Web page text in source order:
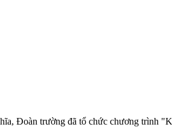
Đoàn trường đã tổ chức chương trình